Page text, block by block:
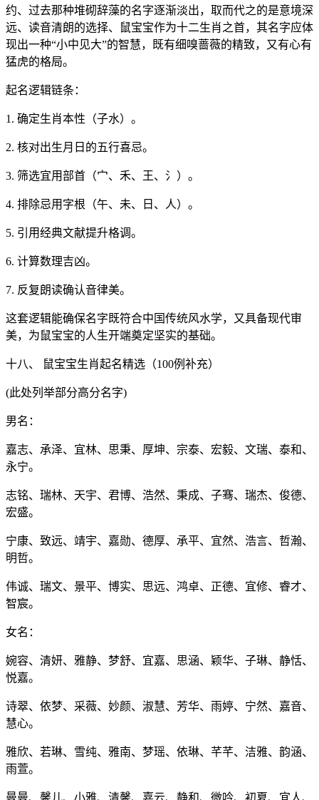
约、过去那种堆砌辞藻的名字逐渐淡出，取而代之的是意境深
远、读音清朗的选择、鼠宝宝作为十二生肖之首，其名字应体
现出一种“小中见大”的智慧，既有细嗅蔷薇的精致，又有心有
猛虎的格局。
起名逻辑链条：
1. 确定生肖本性（子水）。
2. 核对出生月日的五行喜忌。
3. 筛选宜用部首（宀、禾、王、氵）。
4. 排除忌用字根（午、未、日、人）。
5. 引用经典文献提升格调。
6. 计算数理吉凶。
7. 反复朗读确认音律美。
这套逻辑能确保名字既符合中国传统风水学，又具备现代审
美，为鼠宝宝的人生开端奠定坚实的基础。
十八、 鼠宝宝生肖起名精选（100例补充）
(此处列举部分高分名字)
男名：
嘉志、承泽、宜林、思秉、厚坤、宗泰、宏毅、文瑞、泰和、
永宁。
志铭、瑞林、天宇、君博、浩然、秉成、子骞、瑞杰、俊德、
宏盛。
宁康、致远、靖宇、嘉勋、德厚、承平、宜然、浩言、哲瀚、
明哲。
伟诚、瑞文、景平、博实、思远、鸿卓、正德、宜修、睿才、
智宸。
女名：
婉容、清妍、雅静、梦舒、宜嘉、思涵、颖华、子琳、静恬、
悦嘉。
诗翠、依梦、采薇、妙颜、淑慧、芳华、雨婷、宁然、嘉音、
慧心。
雅欣、若琳、雪纯、雅南、梦瑶、依琳、芊芊、洁雅、韵涵、
雨萱。
曼曼、馨儿、小雅、清馨、嘉云、静和、微吟、初夏、宜人、